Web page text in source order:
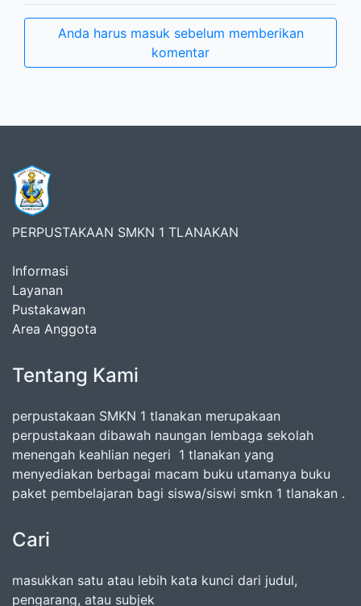
Anda harus masuk sebelum memberikan
komentar
PERPUSTAKAAN SMKN 1 TLANAKAN
Informasi
Layanan
Pustakawan
Area Anggota
Tentang Kami
perpustakaan SMKN 1 tlanakan merupakaan
perpustakaan dibawah naungan lembaga sekolah
menengah keahlian negeri 1 tlanakan yang
menyediakan berbagai macam buku utamanya buku
paket pembelajaran bagi siswa/siswi smkn 1 tlanakan .
Cari
masukkan satu atau lebih kata kunci dari judul,
pengarang, atau subjek